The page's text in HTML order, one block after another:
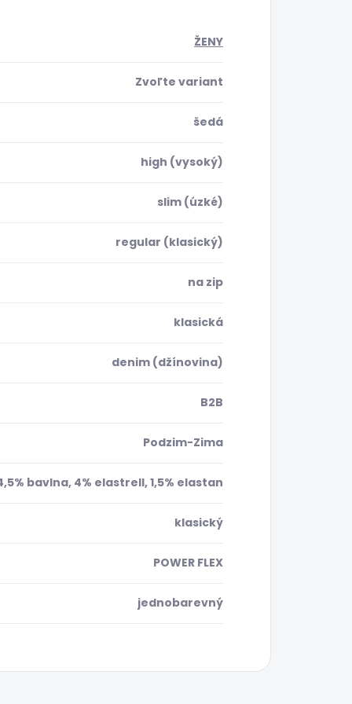
ŽENY
Zvoľte variant
šedá
high (vysoký)
slim (úzké)
regular (klasický)
na zip
klasická
denim (džínovina)
B2B
Podzim-Zima
bavlna, 4% elastrell, 1,5% elastan
klasický
POWER FLEX
jednobarevný